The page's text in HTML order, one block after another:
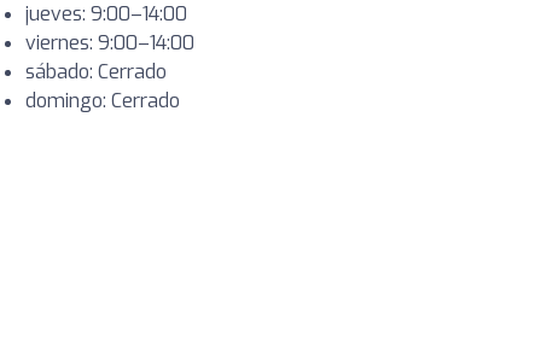
jueves: 9:00–14:00
viernes: 9:00–14:00
sábado: Cerrado
domingo: Cerrado